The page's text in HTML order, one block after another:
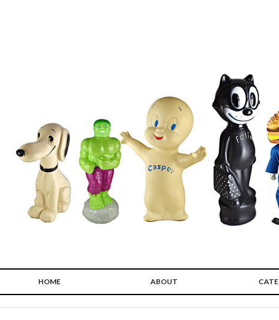
HOME ABOUT